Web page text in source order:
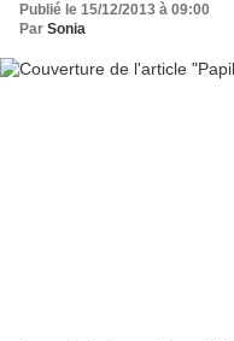
Publié le 15/12/2013 à 09:00
Par Sonia